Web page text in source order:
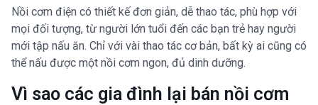
Nồi cơm điện có thiết kế đơn giản, dễ thao tác, phù hợp với
mọi đối tượng, từ người lớn tuổi đến các bạn trẻ hay người
mới tập nấu ăn. Chỉ với vài thao tác cơ bản, bất kỳ ai cũng có
thể nấu được một nồi cơm ngon, đủ dinh dưỡng.
Vì sao các gia đình lại bán nồi cơm